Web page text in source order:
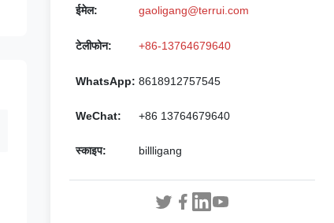
ईमेल: gaoligang@terrui.com
टेलीफोन: +86-13764679640
WhatsApp: 8618912757545
WeChat: +86 13764679640
स्काइप: billligang